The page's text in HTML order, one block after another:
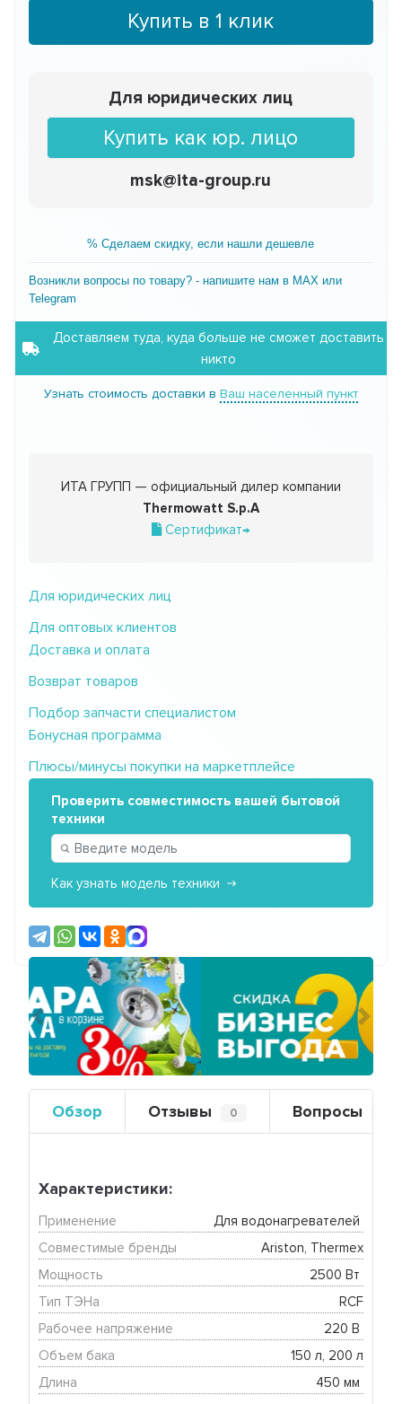
Купить в 1 клик
Для юридических лиц
Купить как юр. лицо
msk@ita-group.ru
% Сделаем скидку, если нашли дешевле
Возникли вопросы по товару? - напишите нам в MAX или
Telegram
Доставляем туда, куда больше не сможет доставить
никто
Узнать стоимость доставки в Ваш населенный пункт
ИТА ГРУПП — официальный дилер компании
Thermowatt S.p.A
Сертификат→
Для юридических лиц
Для оптовых клиентов
Доставка и оплата
Возврат товаров
Подбор запчасти специалистом
Бонусная программа
Плюсы/минусы покупки на маркетплейсе
Проверить совместимость вашей бытовой
техники
Как узнать модель техники
Предыдущий
Обзор Отзывы 0 Вопросы
Характеристики:
Применение
Для водонагревателей
Совместимые бренды
Ariston, Thermex
Мощность
2500 Вт
Тип ТЭНа
RCF
Рабочее напряжение
220 В
Объем бака
150 л, 200 л
Длина
450 мм